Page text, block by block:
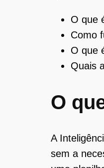
O que
Como
O que
Quais
O
A
sem a